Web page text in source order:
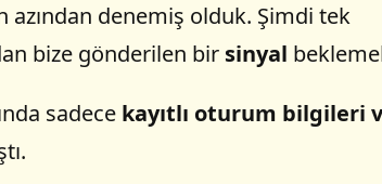
azından denemiş olduk. Şimdi tek
bize gönderilen bir sinyal
sadece kayıtlı oturum bilgileri